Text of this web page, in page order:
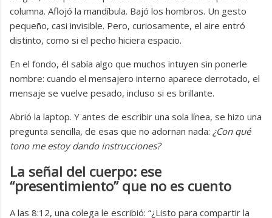
columna. Aflojó la mandíbula. Bajó los hombros. Un gesto
pequeño, casi invisible. Pero, curiosamente, el aire entró
distinto, como si el pecho hiciera espacio.
En el fondo, él sabía algo que muchos intuyen sin ponerle
nombre: cuando el mensajero interno aparece derrotado, el
mensaje se vuelve pesado, incluso si es brillante.
Abrió la laptop. Y antes de escribir una sola línea, se hizo una
pregunta sencilla, de esas que no adornan nada: ¿Con qué
tono me estoy dando instrucciones?
La señal del cuerpo: ese
“presentimiento” que no es cuento
A las 8:12, una colega le escribió: “¿Listo para compartir la